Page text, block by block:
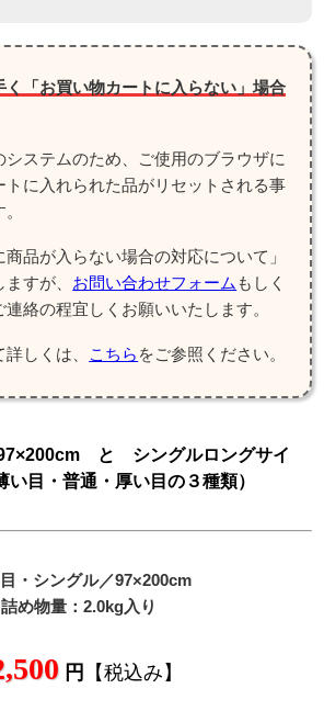
「お買い物カートに入らない」場合
システムのため、ご使用のブラウザに
トに入れられた品がリセットされる事
商品が入らない場合の対応について」
すが、 お問い合わせフォーム もしく
絡の程宜しくお願いいたします。
しくは、 こちら をご参照ください。
と シングルロングサイ
目・普通・厚い目の３種類）
・シングル／97×200cm
詰め物量：2.0kg入り
円 【税込み】